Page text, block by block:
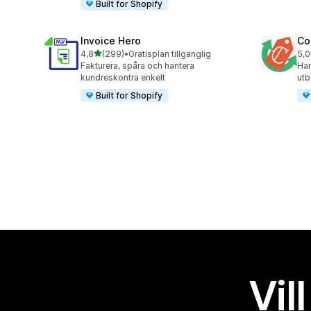
Built for Shopify
Invoice Hero
4,8av 5 stjärnor
(299)
299 recensioner totalt
•Gratisplan tillgänglig
Fakturera, spåra och hantera
kundreskontra enkelt
Built for Shopify
5,0
18